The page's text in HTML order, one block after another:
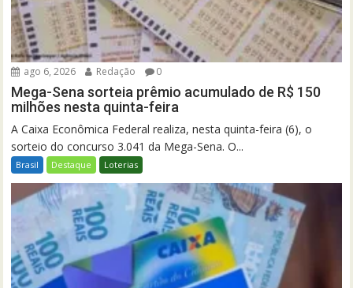
ago 6, 2026 Redação 0
Mega-Sena sorteia prêmio acumulado de R$ 150
milhões nesta quinta-feira
A Caixa Econômica Federal realiza, nesta quinta-feira (6), o
sorteio do concurso 3.041 da Mega-Sena. O...
Brasil Destaque Loterias